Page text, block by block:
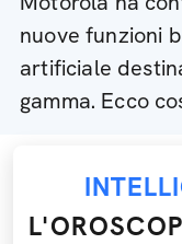
nuove funzioni
artificiale
gamma. Ecco